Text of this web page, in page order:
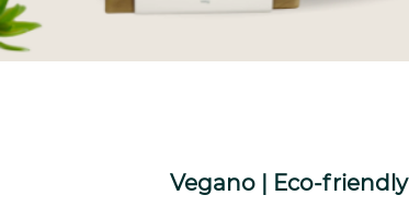
Vegano | Eco-friendly